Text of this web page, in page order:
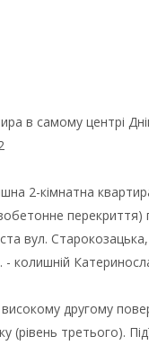
в самому центрі
2-кімнатна
вул.
- колишній
другому
(рівень третього).